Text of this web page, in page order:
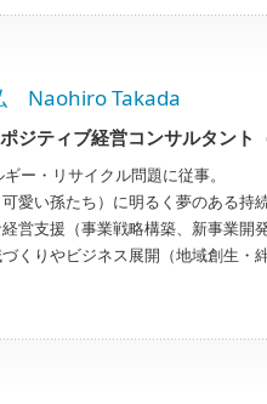
Naohiro Takada
ジティブ経営コンサルタント
ー・リサイクル問題に従事。
愛い孫たち）に明るく夢のある持
営支援（事業戦略構築、新事業開
くりやビジネス展開（地域創生・